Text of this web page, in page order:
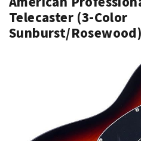
エレキギター
ドラム
Telecaster (3-Color
Sunburst/Rosewood)